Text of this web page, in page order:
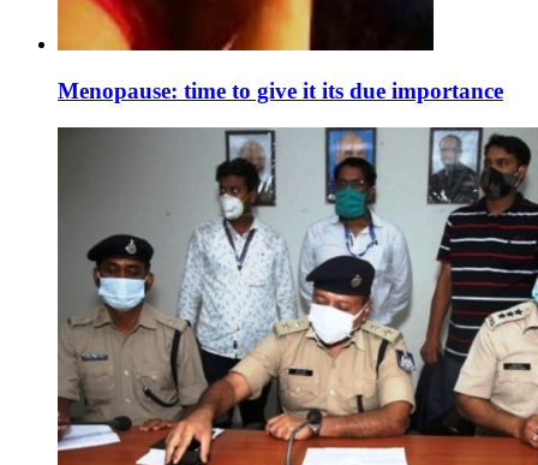
Menopause: time to give it its due importance